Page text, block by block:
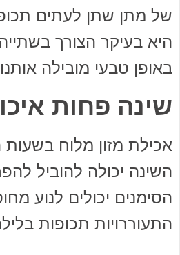
של מתן שתן לעתים
היא בעיקר הצורך
באופן טבעי מובילה
שינה פחות
אכילת מזון מלוח בשעות
השינה יכולה להוביל
הסימנים יכולים לנוע
התעוררויות תכופות